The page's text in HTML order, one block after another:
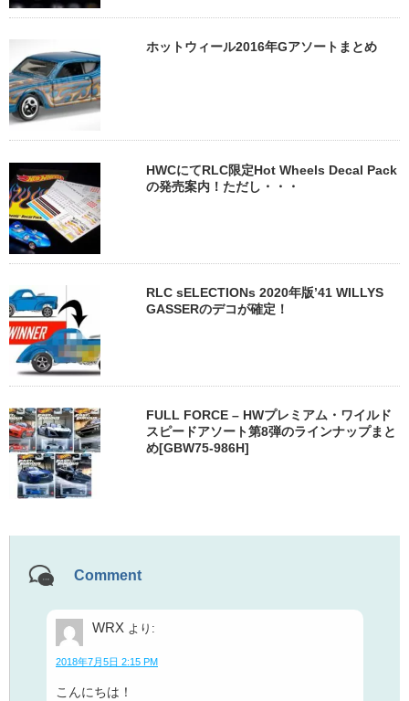
ホットウィール2016年Gアソートまとめ
HWCにてRLC限定Hot Wheels Decal Pack
の発売案内！ただし・・・
RLC sELECTIONs 2020年版’41 WILLYS
GASSERのデコが確定！
FULL FORCE – HWプレミアム・ワイルド
スピードアソート第8弾のラインナップまと
め[GBW75-986H]
Comment
WRX より:
2018年7月5日 2:15 PM
こんにちは！